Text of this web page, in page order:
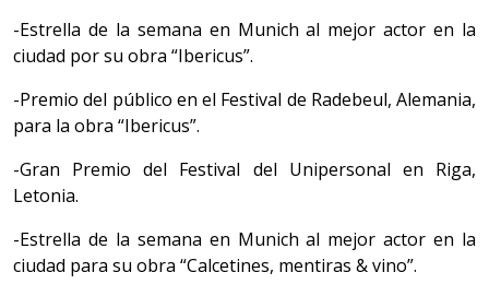
-Estrella de la semana en Munich al mejor actor en la
ciudad por su obra “Ibericus”.
-Premio del público en el Festival de Radebeul, Alemania,
para la obra “Ibericus”.
-Gran Premio del Festival del Unipersonal en Riga,
Letonia.
-Estrella de la semana en Munich al mejor actor en la
ciudad para su obra “Calcetines, mentiras & vino”.